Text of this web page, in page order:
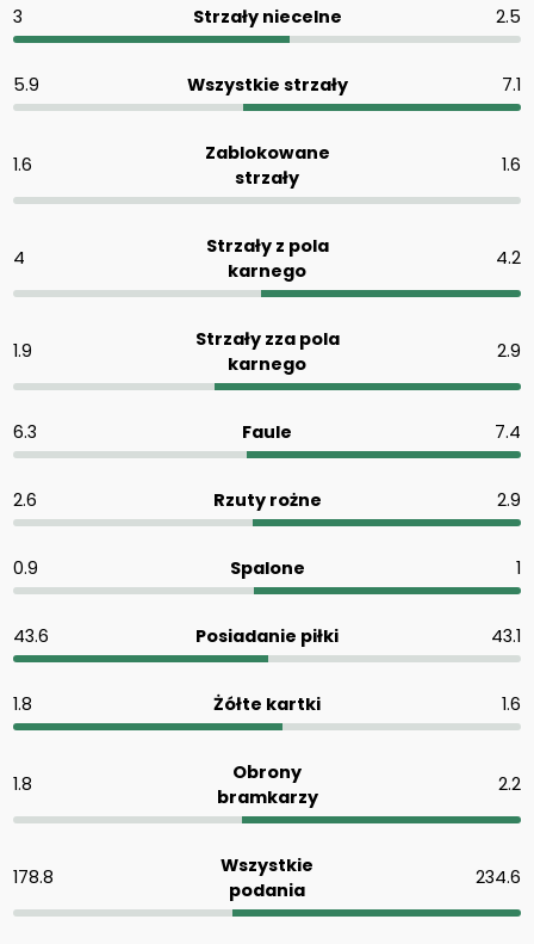
3 Strzały niecelne 2.5
5.9 Wszystkie strzały 7.1
1.6
Zablokowane
strzały
1.6
4
Strzały z pola
karnego
4.2
1.9
Strzały zza pola
karnego
2.9
6.3 Faule 7.4
2.6 Rzuty rożne 2.9
0.9 Spalone 1
43.6 Posiadanie piłki 43.1
1.8 Żółte kartki 1.6
1.8
Obrony
bramkarzy
2.2
178.8
Wszystkie
podania
234.6